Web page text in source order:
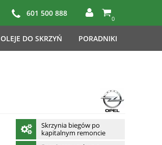
601 500 888
0
OLEJE DO SKRZYŃ PORADNIKI
Skrzynia biegów po
kapitalnym remoncie